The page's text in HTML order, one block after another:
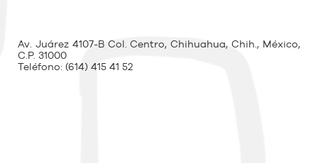
Av. Juárez 4107-B Col. Centro, Chihuahua, Chih., México,
C.P. 31000
Teléfono: (614) 415 41 52